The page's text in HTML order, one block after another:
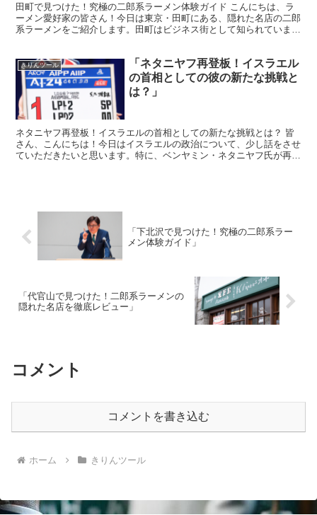
田町で見つけた！究極の二郎系ラーメン体験ガイド こんにちは、ラ
ーメン愛好家の皆さん！今日は東京・田町にある、隠れた名店の二郎
系ラーメンをご紹介します。田町はビジネス街として知られています
きりんツール
「ネタニヤフ再登板！イスラエル
の首相としての彼の新たな挑戦と
は？」
ネタニヤフ再登板！イスラエルの首相としての新たな挑戦とは？ 皆
さん、こんにちは！今日はイスラエルの政治について、少し話をさせ
ていただきたいと思います。特に、ベンヤミン・ネタニヤフ氏が再び
「下北沢で見つけた！究極の二郎系ラー
メン体験ガイド」
「代官山で見つけた！二郎系ラーメンの
隠れた名店を徹底レビュー」
コメント
コメントを書き込む
ホーム きりんツール